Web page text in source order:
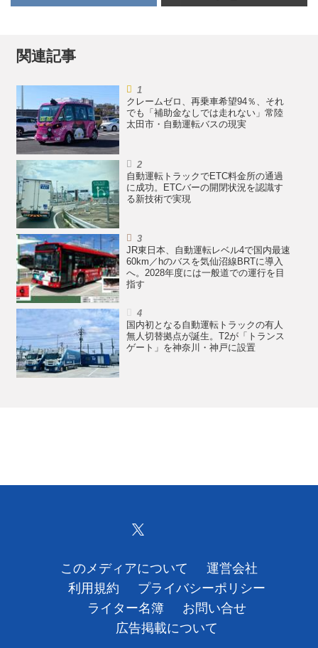
関連記事
クレームゼロ、再乗車希望94％、それ
でも「補助金なしでは走れない」常陸
太田市・自動運転バスの現実
自動運転トラックでETC料金所の通過
に成功。ETCバーの開閉状況を認識す
る新技術で実現
JR東日本、自動運転レベル4で国内最速
60km／hのバスを気仙沼線BRTに導入
へ。2028年度には一般道での運行を目
指す
国内初となる自動運転トラックの有人
無人切替拠点が誕生。T2が「トランス
ゲート」を神奈川・神戸に設置
このメディアについて
運営会社
利用規約
プライバシーポリシー
ライター名簿
お問い合せ
広告掲載について